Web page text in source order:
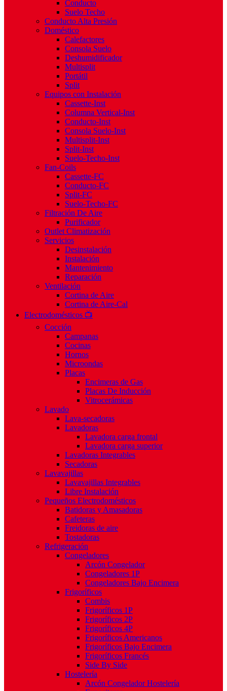
Conducto
Suelo Techo
Conducto Alta Presión
Doméstico
Calefactores
Consola Suelo
Deshumidificador
Multisplit
Portátil
Split
Equipos con Instalación
Cassette-Inst
Columna Vertical-Inst
Conducto-Inst
Consola Suelo-Inst
Multisplit-Inst
Split-Inst
Suelo-Techo-Inst
Fan-Coils
Cassette-FC
Conducto-FC
Split-FC
Suelo-Techo-FC
Filtración De Aire
Purificador
Outlet Climatización
Servicios
Desinstalación
Instalación
Mantenimiento
Reparación
Ventilación
Cortina de Aire
Cortina de Aire-Cal
Electrodomésticos 📺
Cocción
Campanas
Cocinas
Hornos
Microondas
Placas
Encimeras de Gas
Placas De Inducción
Vitrocerámicas
Lavado
Lava-secadoras
Lavadoras
Lavadora carga frontal
Lavadora carga superior
Lavadoras Integrables
Secadoras
Lavavajillas
Lavavajillas Integrables
Libre Instalación
Pequeños Electrodomésticos
Batidoras y Amasadoras
Cafeteras
Freidoras de aire
Tostadoras
Refrigeración
Congeladores
Arcón Congelador
Congeladores 1P
Congeladores Bajo Encimera
Frigoríficos
Combis
Frigoríficos 1P
Frigoríficos 2P
Frigoríficos 4P
Frigoríficos Americanos
Frigoríficos Bajo Encimera
Frigoríficos Francés
Side By Side
Hostelería
Arcón Congelador Hostelería